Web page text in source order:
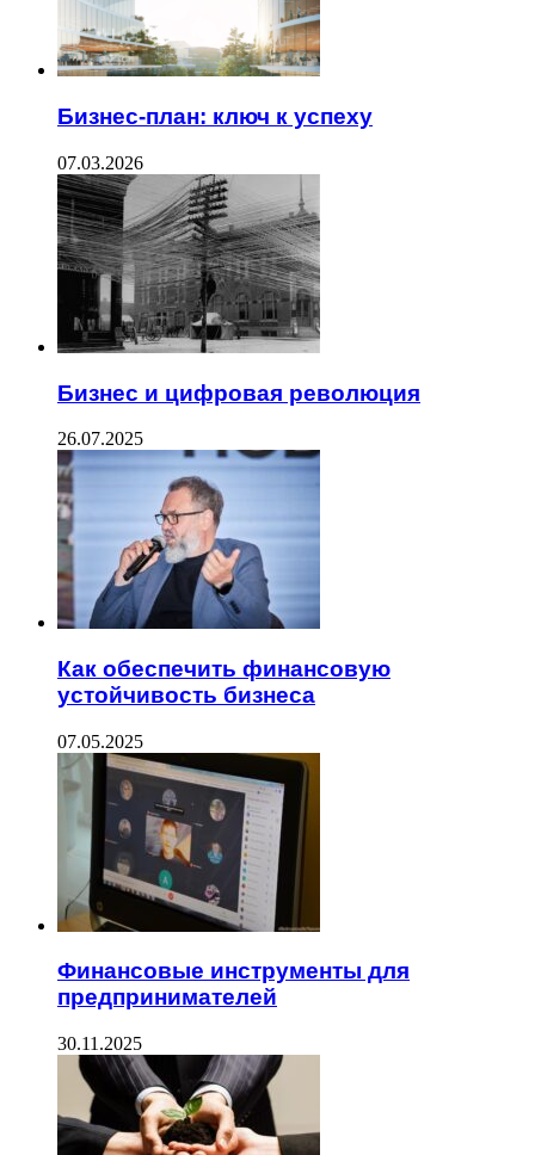
Бизнес-план: ключ к успеху
07.03.2026
Бизнес и цифровая революция
26.07.2025
Как обеспечить финансовую
устойчивость бизнеса
07.05.2025
Финансовые инструменты для
предпринимателей
30.11.2025